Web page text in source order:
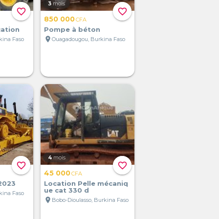
favorite_border
Faso
favorite_border
3 mois
850 000CFA
Pompe à béton
location_onOuagadougou, Burkina Faso
favorite_border
Faso
favorite_border
4 mois
45 000CFA
Location Pelle mécaniq
ue cat 330 d
location_on Bobo-Dioulasso, Burkina Faso